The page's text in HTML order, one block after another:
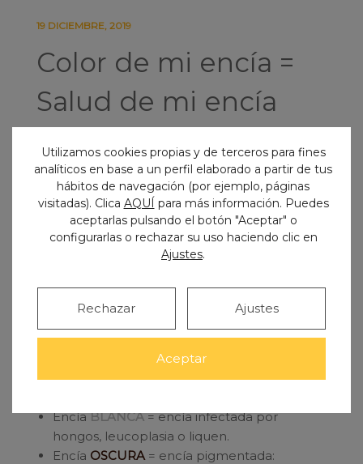
19 DICIEMBRE, 2019
Color de mi encía =
Salud de mi encía
de su estado de salud?
Nada más fácil y sencillo que mirarte las encías
en el espejo, y así poder saber cómo se
encuentran:
EncíaROJA =encía inflamada. Como
gingivitis
bacteriana, mala higiene, embarazo…) y
EncíaBLANCA = encía infectada por
hongos, leucoplasia o liquen.
Encía OSCURA = encía pigmentada:
Utilizamos cookies propias y de terceros para fines
analíticos en base a un perfil elaborado a partir de tus
hábitos de navegación (por ejemplo, páginas
visitadas). Clica AQUÍ para más información. Puedes
aceptarlas pulsando el botón "Aceptar" o
configurarlas o rechazar su uso haciendo clic en
Ajustes.
Aceptar
Rechazar Ajustes